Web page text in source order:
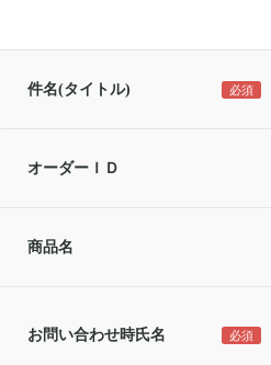
件名(タイトル)
オーダーＩＤ
商品名
お問い合わせ時氏名